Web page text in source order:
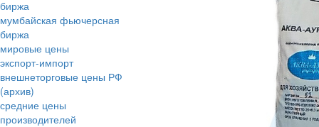
биржа
мумбайская фьючерсная
биржа
мировые цены
экспорт-импорт
внешнеторговые цены РФ
(архив)
средние цены
производителей